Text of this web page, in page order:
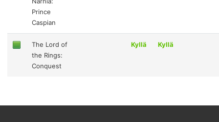
Prince
Caspian
The Lord of
the Rings:
Conquest
Kyllä Kyllä